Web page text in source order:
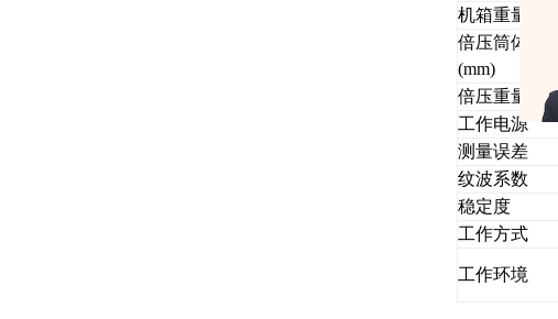
机箱重量(kg)
倍压筒体积
(mm)
倍压重量(kg)
工作电源
测量误差
纹波系数
稳定度
工作方式
工作环境